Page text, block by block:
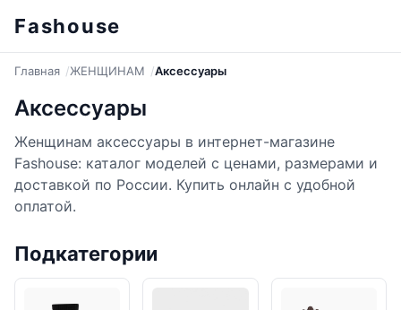
Fashouse
Главная ЖЕНЩИНАМ Аксессуары
Аксессуары
Женщинам аксессуары в интернет-магазине
Fashouse: каталог моделей с ценами, размерами и
доставкой по России. Купить онлайн с удобной
оплатой.
Подкатегории